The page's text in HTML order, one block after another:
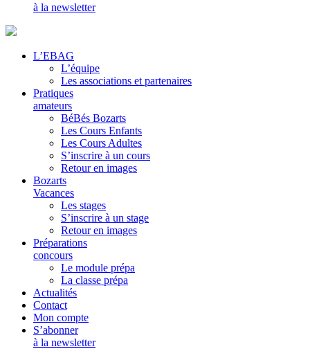
à la newsletter
L’EBAG
L’équipe
Les associations et partenaires
Pratiques
amateurs
BéBés Bozarts
Les Cours Enfants
Les Cours Adultes
S’inscrire à un cours
Retour en images
Bozarts
Vacances
Les stages
S’inscrire à un stage
Retour en images
Préparations
concours
Le module prépa
La classe prépa
Actualités
Contact
Mon compte
S’abonner
à la newsletter